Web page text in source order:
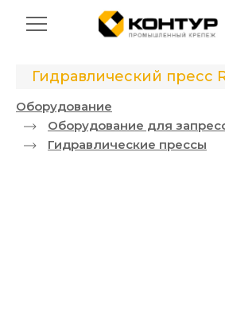
Гидравлический пресс
Оборудование
Оборудование для
Гидравлические прессы